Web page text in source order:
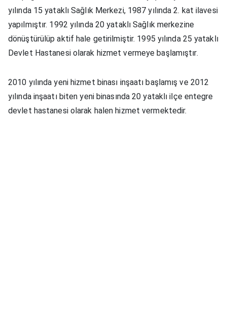
yılında 15 yataklı Sağlık Merkezi, 1987 yılında 2. kat ilavesi
yapılmıştır. 1992 yılında 20 yataklı Sağlık merkezine
dönüştürülüp aktif hale getirilmiştir. 1995 yılında 25 yataklı
Devlet Hastanesi olarak hizmet vermeye başlamıştır.
2010 yılında yeni hizmet binası inşaatı başlamış ve 2012
yılında inşaatı biten yeni binasında 20 yataklı ilçe entegre
devlet hastanesi olarak halen hizmet vermektedir.